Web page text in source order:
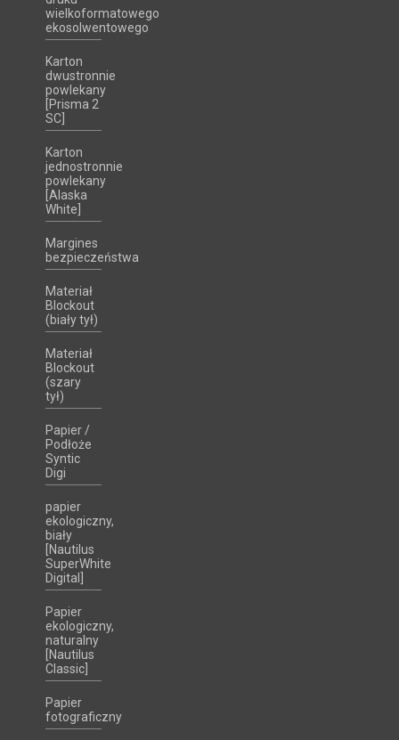
wielkoformatowego
ekosolwentowego
Karton
dwustronnie
powlekany
[Prisma 2
SC]
Karton
jednostronnie
powlekany
[Alaska
White]
Margines
bezpieczeństwa
Materiał
Blockout
(biały tył)
Materiał
Blockout
(szary
tył)
Papier /
Podłoże
Syntic
Digi
papier
ekologiczny,
biały
[Nautilus
SuperWhite
Digital]
Papier
ekologiczny,
naturalny
[Nautilus
Classic]
Papier
fotograficzny